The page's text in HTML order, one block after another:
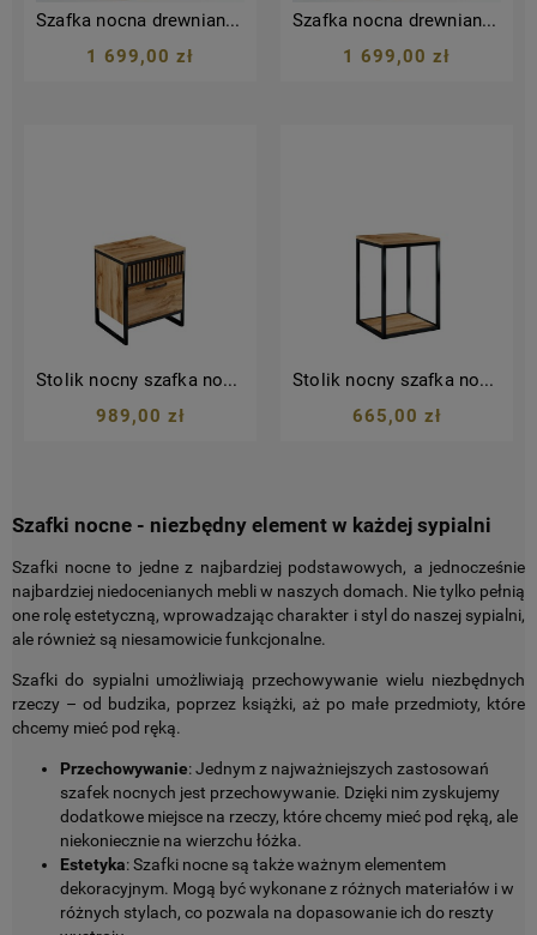
Szafka nocna drewniana stolik nocny nakastlik drewniany szafka do sypialni hotelu szafka prawoskrzydłowa dąb sękaty szafka D18P frez
1 699,00 zł
Szafka nocna drewniana stolik nocny nakastlik drewniany szafka do sypialni hotelu szafka lewoskrzydłowa dąb sękaty szafka D18L frez
1 699,00 zł
Stolik nocny szafka nocna nakastlik sypialnia hotel styl nowoczesny industrialny loft 600
989,00 zł
Stolik nocny szafka nocna nakastlik ława stolik kawowy metalowa podstawa sypialnia hotel 500
665,00 zł
Szafki nocne - niezbędny element w każdej sypialni
Szafki nocne to jedne z najbardziej podstawowych, a jednocześnie
najbardziej niedocenianych mebli w naszych domach. Nie tylko pełnią
one rolę estetyczną, wprowadzając charakter i styl do naszej sypialni,
ale również są niesamowicie funkcjonalne.
Szafki do sypialni umożliwiają przechowywanie wielu niezbędnych
rzeczy – od budzika, poprzez książki, aż po małe przedmioty, które
chcemy mieć pod ręką.
Przechowywanie: Jednym z najważniejszych zastosowań
szafek nocnych jest przechowywanie. Dzięki nim zyskujemy
dodatkowe miejsce na rzeczy, które chcemy mieć pod ręką, ale
niekoniecznie na wierzchu łóżka.
Estetyka: Szafki nocne są także ważnym elementem
dekoracyjnym. Mogą być wykonane z różnych materiałów i w
różnych stylach, co pozwala na dopasowanie ich do reszty